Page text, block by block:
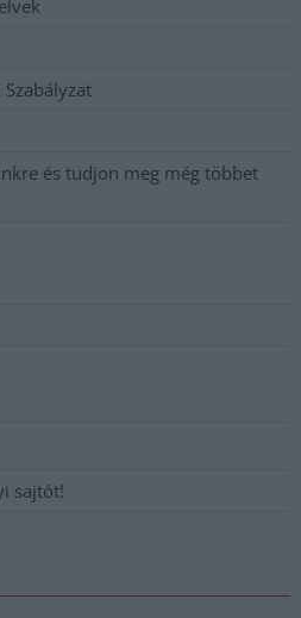
és tudjon meg még többet
sajtót!